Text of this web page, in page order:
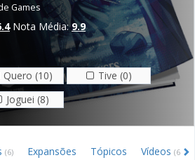
Games
Nota Média:9.9
Quero (10)
Tive (0)
Joguei (8)
(6) Expansões Tópicos Vídeos (6)